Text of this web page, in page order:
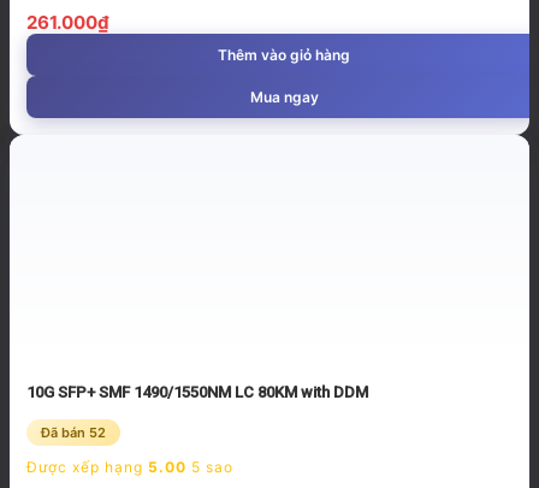
261.000₫
Thêm vào giỏ hàng
Mua ngay
10G SFP+ SMF 1490/1550NM LC 80KM with DDM
Đã bán 52
Được xếp hạng 5.00 5 sao